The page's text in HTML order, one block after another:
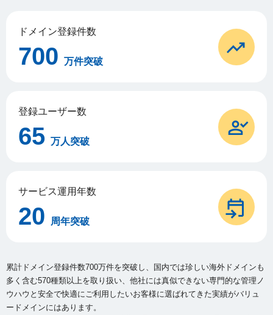
ドメイン登録件数
700 万件突破
登録ユーザー数
65 万人突破
サービス運用年数
20 周年突破
累計ドメイン登録件数700万件を突破し、国内では珍しい海外ドメインも
多く含む570種類以上を取り扱い、 他社には真似できない専門的な管理ノ
ウハウと安全で快適にご利用したいお客様に選ばれてきた実績がバリュ
ードメインにはあります。